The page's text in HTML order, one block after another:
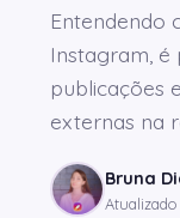
Entendendo
Instagram,
publicações
externas na
Bruna